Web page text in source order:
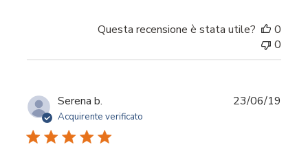
Questa recensione è stata utile?
0
0
Serena b.
Acquirente verificato
23/06/19